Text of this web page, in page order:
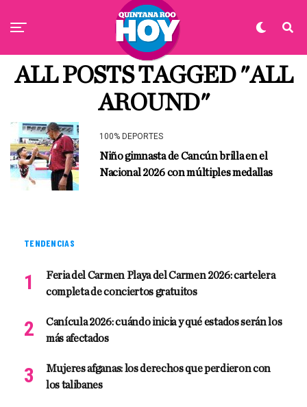
ALL POSTS TAGGED "ALL
AROUND"
100% DEPORTES
Niño gimnasta de Cancún brilla en el
Nacional 2026 con múltiples medallas
TENDENCIAS
Feria del Carmen Playa del Carmen 2026: cartelera
completa de conciertos gratuitos
Canícula 2026: cuándo inicia y qué estados serán los
más afectados
Mujeres afganas: los derechos que perdieron con
los talibanes